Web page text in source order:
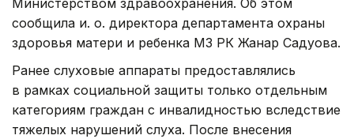
Министерством здравоохранения. Об этом
сообщила и. о. директора департамента охраны
здоровья матери и ребенка МЗ РК Жанар Садуова.
Ранее слуховые аппараты предоставлялись
в рамках социальной защиты только отдельным
категориям граждан с инвалидностью вследствие
тяжелых нарушений слуха. После внесения